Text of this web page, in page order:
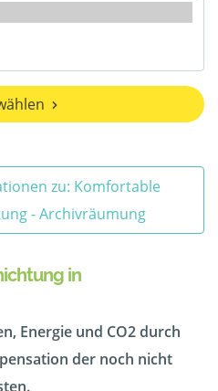
zu: Komfortable
- Archivräumung
in
Energie und CO2 durch
der noch nicht